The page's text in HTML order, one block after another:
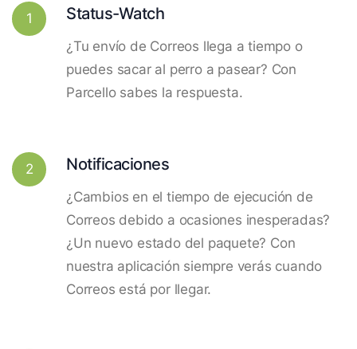
1 Status-Watch
¿Tu envío de Correos llega a tiempo o
puedes sacar al perro a pasear? Con
Parcello sabes la respuesta.
2 Notificaciones
¿Cambios en el tiempo de ejecución de
Correos debido a ocasiones inesperadas?
¿Un nuevo estado del paquete? Con
nuestra aplicación siempre verás cuando
Correos está por llegar.